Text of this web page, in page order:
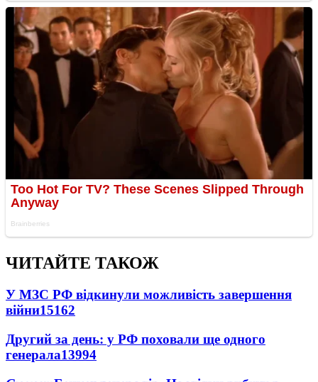
ЧИТАЙТЕ ТАКОЖ
У МЗС РФ відкинули можливість завершення
війни15162
Другий за день: у РФ поховали ще одного
генерала13994